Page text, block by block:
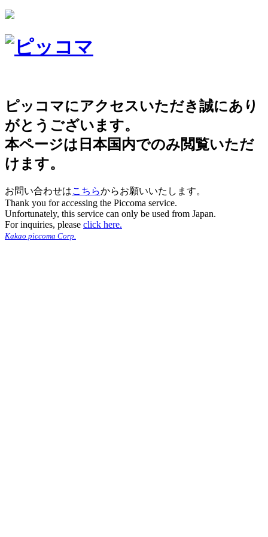
ピッコマにアクセスいただき誠にあり
がとうございます。
本ページは日本国内でのみ閲覧いただ
けます。
お問い合わせはこちらからお願いいたします。
Thank you for accessing the Piccoma service.
Unfortunately, this service can only be used from Japan.
For inquiries, please click here.
Kakao piccoma Corp.